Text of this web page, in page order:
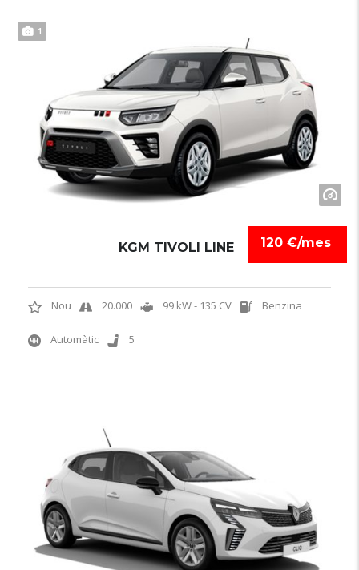
1
120 €/mes
KGM TIVOLI LINE
Nou 20.000 99 kW - 135 CV Benzina
Automàtic 5